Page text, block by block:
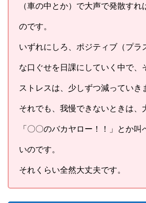
（車の中とか）で大声で発散すれ
のです。
いずれにしろ、ポジティブ（プラ
な口ぐせを日課にしていく中で、
ストレスは、少しずつ減っていき
それでも、我慢できないときは、
「〇〇のバカヤロー！！」とか叫
いのです。
それくらい全然大丈夫です。